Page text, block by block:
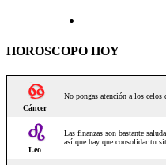
HOROSCOPO HOY